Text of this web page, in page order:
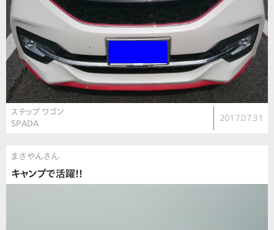
ステップ ワゴン
SPADA
2017.07.31
まさやんさん
キャンプで活躍!!